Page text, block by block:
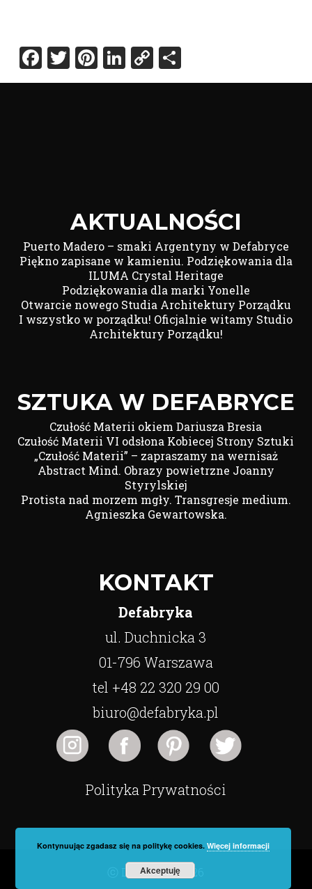
Facebook
Twitter
Pinterest
LinkedIn
Copy
Link
Share
AKTUALNOŚCI
Puerto Madero – smaki Argentyny w Defabryce
Piękno zapisane w kamieniu. Podziękowania dla
ILUMA Crystal Heritage
Podziękowania dla marki Yonelle
Otwarcie nowego Studia Architektury Porządku
I wszystko w porządku! Oficjalnie witamy Studio
Architektury Porządku!
SZTUKA W DEFABRYCE
Czułość Materii okiem Dariusza Bresia
Czułość Materii VI odsłona Kobiecej Strony Sztuki
„Czułość Materii” – zapraszamy na wernisaż
Abstract Mind. Obrazy powietrzne Joanny
Styrylskiej
Protista nad morzem mgły. Transgresje medium.
Agnieszka Gewartowska.
KONTAKT
Defabryka
ul. Duchnicka 3
01-796 Warszawa
tel +48 22 320 29 00
biuro@defabryka.pl
Polityka Prywatności
ⓒ Defabryka 2026
Kontynuując zgadasz się na politykę cookies.Więcej informacji
Akceptuję